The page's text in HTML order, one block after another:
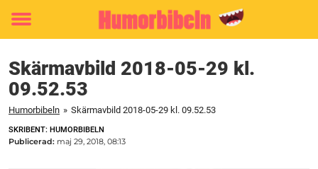
Toggle
Skärmavbild 2018-05-29 kl.
09.52.53
Humorbibeln » Skärmavbild 2018-05-29 kl. 09.52.53
SKRIBENT: HUMORBIBELN
Publicerad: maj 29, 2018, 08:13